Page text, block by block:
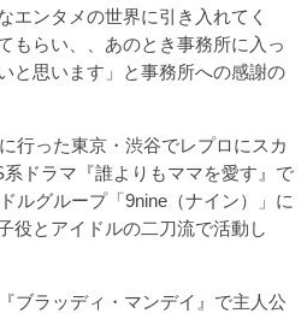
エンタメの世界に引き入れてく
もらい、、あのとき事務所に入っ
と思います」と事務所への感謝の
行った東京・渋谷でレプロにスカ
ドラマ『誰よりもママを愛す』で
ルグループ「9nine（ナイン）」に
役とアイドルの二刀流で活動し
ブラッディ・マンデイ』で主人公